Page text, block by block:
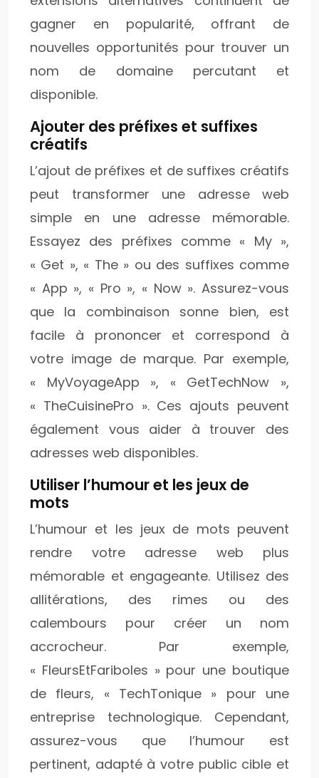
gagner en popularité, offrant de
nouvelles opportunités pour trouver un
nom de domaine percutant et
disponible.
Ajouter des préfixes et suffixes
créatifs
L’ajout de préfixes et de suffixes créatifs
peut transformer une adresse web
simple en une adresse mémorable.
Essayez des préfixes comme « My »,
« Get », « The » ou des suffixes comme
« App », « Pro », « Now ». Assurez-vous
que la combinaison sonne bien, est
facile à prononcer et correspond à
votre image de marque. Par exemple,
« MyVoyageApp », « GetTechNow »,
« TheCuisinePro ». Ces ajouts peuvent
également vous aider à trouver des
adresses web disponibles.
Utiliser l’humour et les jeux de
mots
L’humour et les jeux de mots peuvent
rendre votre adresse web plus
mémorable et engageante. Utilisez des
allitérations, des rimes ou des
calembours pour créer un nom
accrocheur. Par exemple,
« FleursEtFariboles » pour une boutique
de fleurs, « TechTonique » pour une
entreprise technologique. Cependant,
assurez-vous que l’humour est
pertinent, adapté à votre public cible et